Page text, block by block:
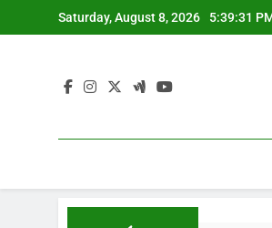
to
Saturday, August 8, 2026 5:39:31